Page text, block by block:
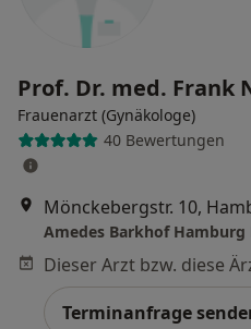
Prof. Dr. med. Frank
Frauenarzt (Gynäkologe)
40 Bewertungen
Mönckebergstr. 10,
Terminanfrage